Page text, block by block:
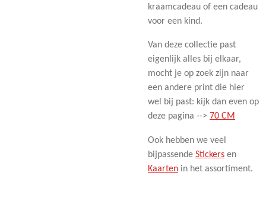
kraamcadeau of een cadeau
voor een kind.
Van deze collectie past
eigenlijk alles bij elkaar,
mocht je op zoek zijn naar
een andere print die hier
wel bij past: kijk dan even op
deze pagina --> 70 CM
Ook hebben we veel
bijpassende Stickers en
Kaarten in het assortiment.